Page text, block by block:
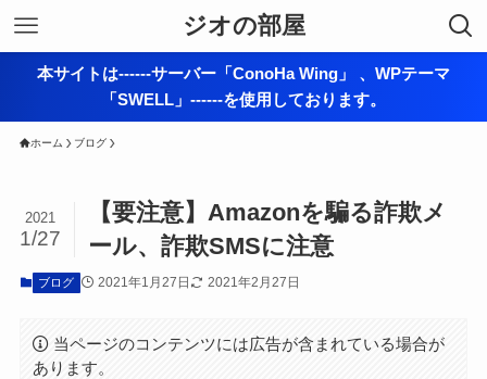
ジオの部屋
本サイトは------サーバー「ConoHa Wing」 、WPテーマ
「SWELL」------を使用しております。
ホーム ブログ
【要注意】Amazonを騙る詐欺メ
ール、詐欺SMSに注意
2021
1/27
ブログ 2021年1月27日 2021年2月27日
当ページのコンテンツには広告が含まれている場合が
あります。